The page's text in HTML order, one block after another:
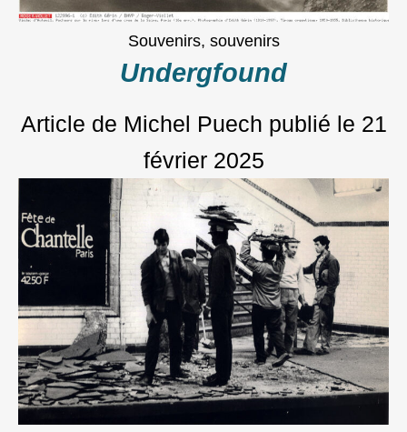
Souvenirs, souvenirs
Undergfound
Article de Michel Puech publié le 21
février 2025